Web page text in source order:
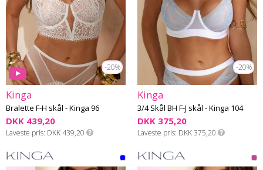
-20%
Kinga
Bralette F-H skål - Kinga 96
DKK 439,20
Laveste pris DKK 439,20
-20%
Kinga
3/4 Skål BH F-J skål - Kinga 104
DKK 375,20
Laveste pris DKK 375,20